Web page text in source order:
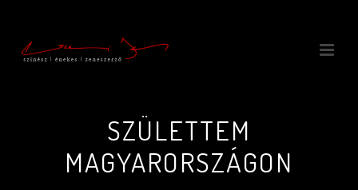
SZÜLETTEM
MAGYARORSZÁGON